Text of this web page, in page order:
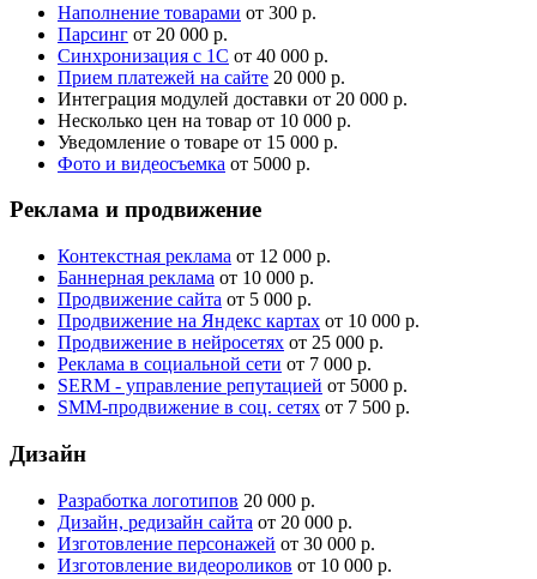
Наполнение товарами от 300 р.
Парсинг от 20 000 р.
Синхронизация с 1С от 40 000 р.
Прием платежей на сайте 20 000 р.
Интеграция модулей доставки от 20 000 р.
Несколько цен на товар от 10 000 р.
Уведомление о товаре от 15 000 р.
Фото и видеосъемка от 5000 р.
Реклама и продвижение
Контекстная реклама от 12 000 р.
Баннерная реклама от 10 000 р.
Продвижение сайта от 5 000 р.
Продвижение на Яндекс картах от 10 000 р.
Продвижение в нейросетях от 25 000 р.
Реклама в социальной сети от 7 000 р.
SERM - управление репутацией от 5000 р.
SMM-продвижение в соц. сетях от 7 500 р.
Дизайн
Разработка логотипов 20 000 р.
Дизайн, редизайн сайта от 20 000 р.
Изготовление персонажей от 30 000 р.
Изготовление видеороликов от 10 000 р.